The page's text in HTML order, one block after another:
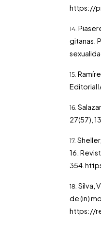
https://
gitanas.
Editorial
27(57),
16.
354.
Silva,
de (in)
https://